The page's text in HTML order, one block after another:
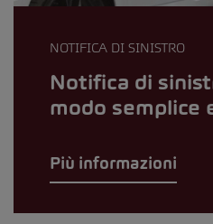
NOTIFICA DI SINISTRO
Notifica di
modo semplice
Più informazioni